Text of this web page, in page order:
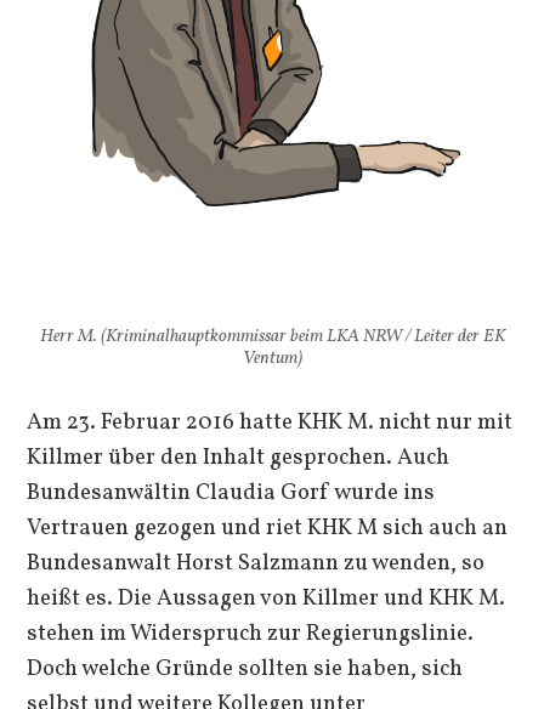
Herr M. (Kriminalhauptkommissar beim LKA NRW / Leiter der EK
Ventum)
Am 23. Februar 2016 hatte KHK M. nicht nur mit
Killmer über den Inhalt gesprochen. Auch
Bundesanwältin Claudia Gorf wurde ins
Vertrauen gezogen und riet KHK M sich auch an
Bundesanwalt Horst Salzmann zu wenden, so
heißt es. Die Aussagen von Killmer und KHK M.
stehen im Widerspruch zur Regierungslinie.
Doch welche Gründe sollten sie haben, sich